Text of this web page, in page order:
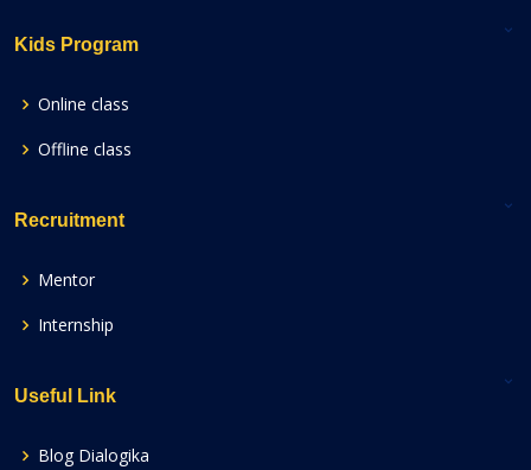
Kids Program
Online class
Offline class
Recruitment
Mentor
Internship
Useful Link
Blog Dialogika